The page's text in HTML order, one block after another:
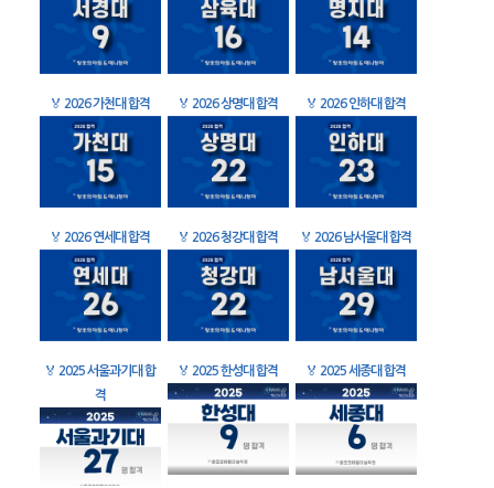
🏅 2026 가천대 합격 🏅 2026 상명대 합격 🏅 2026 인하대 합격
🏅 2026 연세대 합격 🏅 2026 청강대 합격 🏅 2026 남서울대 합격
🏅 2025 서울과기대 합
격
🏅 2025 한성대 합격 🏅 2025 세종대 합격